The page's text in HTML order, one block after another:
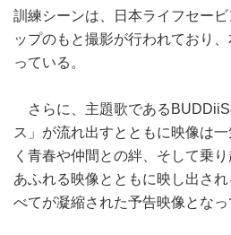
訓練シーンは、日本ライフセー
ップのもと撮影が行われており
っている。
さらに、主題歌であるBUDDiiS
ス」が流れ出すとともに映像は
く青春や仲間との絆、そして乗
あふれる映像とともに映し出さ
べてが凝縮された予告映像となっ